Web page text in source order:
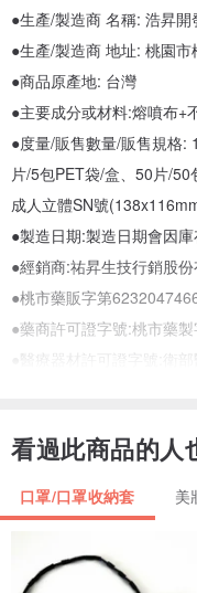
●生產/製造商 名稱: 浩昇
●生產/製造商 地址: 桃園
●商品原產地: 台灣
●主要成分或材料:熔噴布+
●度量/販售數量/販售規格:
片/5包PET袋/盒、50片/50
成人立體SN號
●製造日期:製造日期會因
●經銷商:祐昇生技行銷股
●桃市藥販字第
●藥商許可證字號:桃市藥
●醫療器材許可證字號:衛
INFINA 罩護你 一般醫療用
👩‍⚕️這款立體口罩具有四層
無論是在騎車、清潔或一
看過此商品的人
口罩/口罩收納套 美